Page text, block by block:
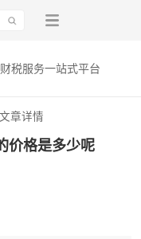
税服务一站式平台
章详情
价格是多少呢